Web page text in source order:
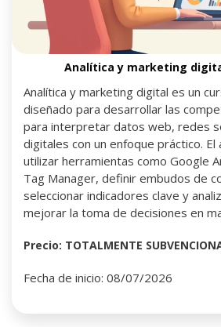
Analítica y marketing
Analítica y marketing digital es un
diseñado para desarrollar las
para interpretar datos web, redes
digitales con un enfoque práctico. El
utilizar herramientas como Google
Tag Manager, definir embudos de
seleccionar indicadores clave y
mejorar la toma de decisiones en
Precio: TOTALMENTE
Fecha de inicio: 08/07/2026